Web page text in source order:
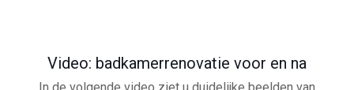
Video: badkamerrenovatie voor en na